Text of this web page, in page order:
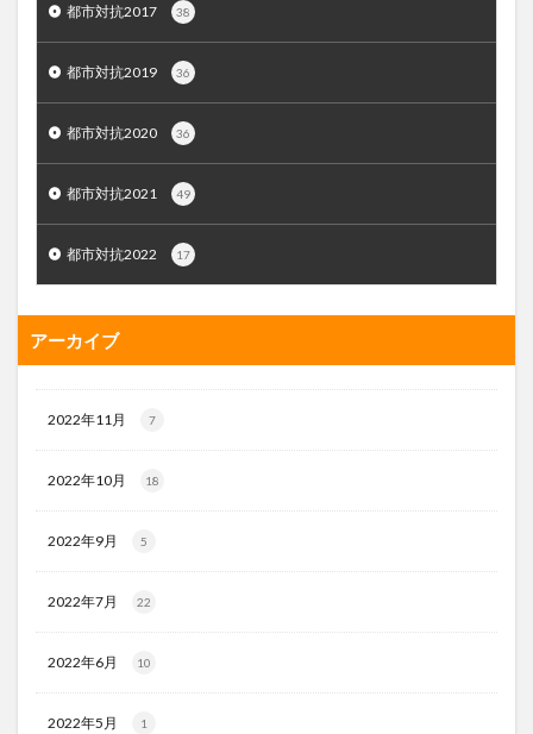
都市対抗2017 38
都市対抗2019 36
都市対抗2020 36
都市対抗2021 49
都市対抗2022 17
アーカイブ
2022年11月 7
2022年10月 18
2022年9月 5
2022年7月 22
2022年6月 10
2022年5月 1